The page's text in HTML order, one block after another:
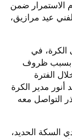
الاستمرار ضمن
عيد مرازيق،
في
بسبب ظروف
الفترة
أنور مدير الكرة
التواصل معه
السكة الحديد،